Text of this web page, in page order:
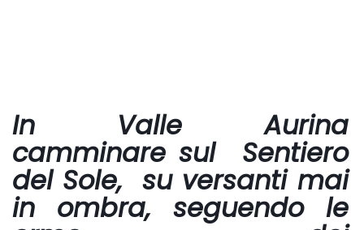
In Valle Aurina
camminare sul Sentiero
del Sole,su versanti mai
in ombra, seguendo le